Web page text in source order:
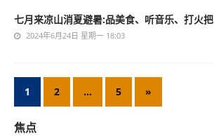
七月来凉山消夏避暑:品美食、听音乐、打火把
2024年6月24日 星期一 18:03
1 2 … 5 »
焦点